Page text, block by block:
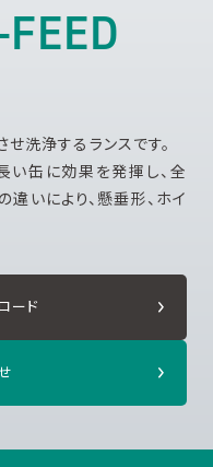
洗浄するランスです。
い缶に効果を発揮し、全
いにより、懸垂形、ホイ
ード